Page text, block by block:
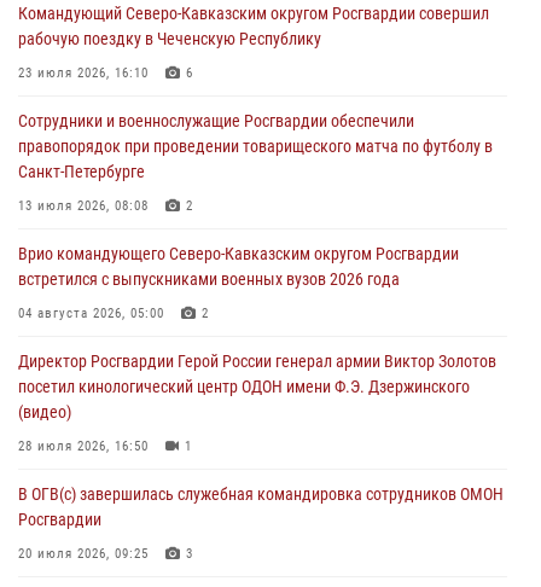
задержании подозреваемых в похищении человека и
вымогательстве (видео)
06 августа 2026, 07:09
Сотрудники и военнослужащие Росгвардии обеспечили
правопорядок при проведении матча Кубка России по футболу в
Санкт-Петербурге
06 августа 2026, 07:03
В Грозном военнослужащие Росгвардии присоединились к
всероссийской донорской акции «От сердца к сердцу»
06 августа 2026, 06:30
В Бурятии и Приамурье росгвардейцы задержали подозреваемых в
незаконном обороте наркотиков
06 августа 2026, 06:15
Командующий Северо-Кавказским округом Росгвардии совершил
рабочую поездку в Чеченскую Республику
23 июля 2026, 16:10 6
Сотрудники и военнослужащие Росгвардии обеспечили
правопорядок при проведении товарищеского матча по футболу в
Санкт-Петербурге
13 июля 2026, 08:08 2
Врио командующего Северо-Кавказским округом Росгвардии
встретился с выпускниками военных вузов 2026 года
04 августа 2026, 05:00 2
Директор Росгвардии Герой России генерал армии Виктор Золотов
посетил кинологический центр ОДОН имени Ф.Э. Дзержинского
(видео)
28 июля 2026, 16:50 1
В ОГВ(с) завершилась служебная командировка сотрудников ОМОН
Росгвардии
20 июля 2026, 09:25 3